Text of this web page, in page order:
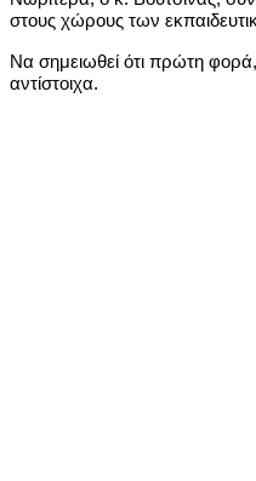
στους χώρους των
Να σημειωθεί ότι πρώτη
αντίστοιχα.